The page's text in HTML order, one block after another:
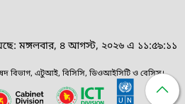
মঙ্গলবার, ৪ আগস্ট, ২০২৬ এ ১১:৫৯:১১
বিভাগ, এটুআই, বিসিসি, ডিওআইসিটি ও বেসিস।